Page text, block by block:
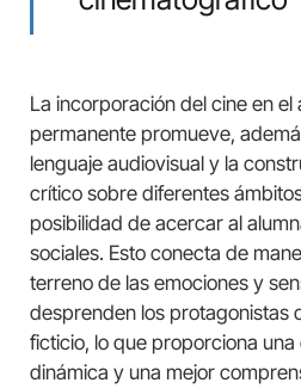
La incorporación del cine en el
permanente promueve,
lenguaje audiovisual y la
crítico sobre diferentes
posibilidad de acercar al
sociales. Esto conecta de
terreno de las emociones y
desprenden los protagonistas
ficticio, lo que proporciona
dinámica y una mejor